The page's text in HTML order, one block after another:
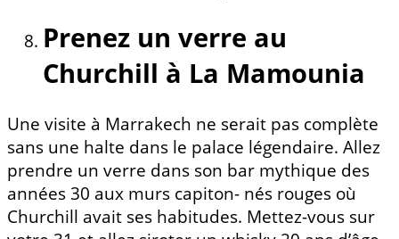
Prenez un verre au
Churchill à La Mamounia
Une visite à Marrakech ne serait pas complète
sans une halte dans le palace légendaire. Allez
prendre un verre dans son bar mythique des
années 30 aux murs capiton- nés rouges où
Churchill avait ses habitudes. Mettez-vous sur